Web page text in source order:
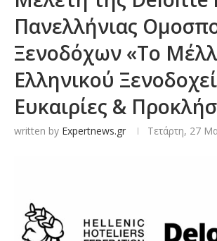
Πανελλήνιας
Ξενοδόχων «Το
Ελληνικού
Ευκαιρίες &
written by Expertnews.gr Τετάρτη, 27